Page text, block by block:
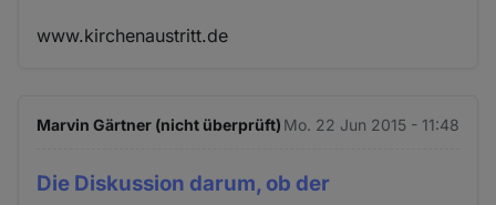
www.kirchenaustritt.de
Marvin Gärtner (nicht überprüft) Mo. 22 Jun 2015 - 11:48
Die Diskussion darum, ob der